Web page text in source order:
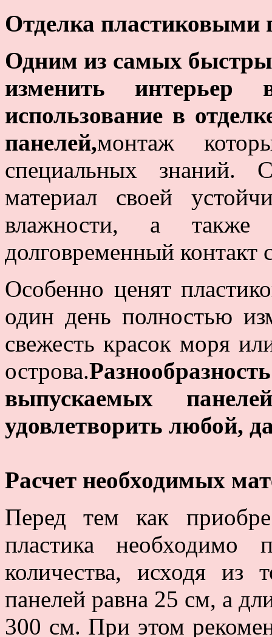
Отделка пластиковыми
Одним из самых
изменить интерьер
использование в
панелей,монтаж
специальных знаний.
материал своей
влажности, а также
долговременный контакт
Особенно ценят
один день полностью
свежесть красок моря
острова.
выпускаемых
удовлетворить любой,
Расчет необходимых
Перед тем как
пластика необходимо
количества, исходя из
панелей равна 25 см, а
300 см. При этом